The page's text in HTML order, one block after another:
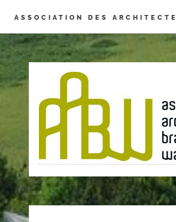
ASSOCIATION DES